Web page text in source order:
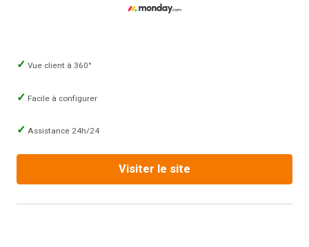
Vue client à 360°
Facile à configurer
Assistance 24h/24
Visiter le site